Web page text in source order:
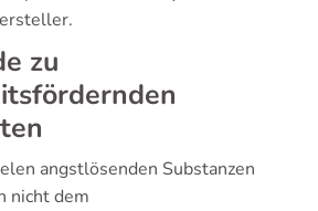
zu
angstlösenden Substanzen
nicht dem